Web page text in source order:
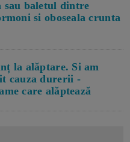
sau baletul dintre
si oboseala crunta
la alăptare. Si am
cauza durerii -
care alăptează